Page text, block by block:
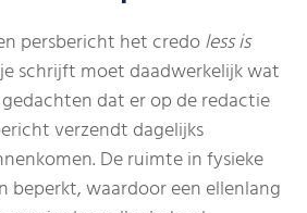
persbericht het credoless is
schrijft moet daadwerkelijk wat
dat er op de redactie
verzendt dagelijks
De ruimte in fysieke
beperkt, waardoor een ellenlang